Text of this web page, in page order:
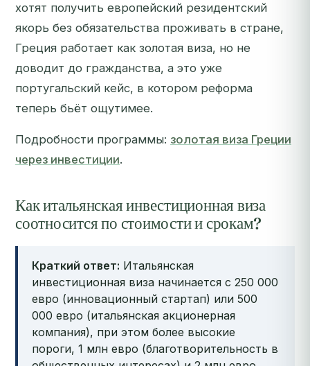
хотят получить европейский резидентский
якорь без обязательства проживать в стране,
Греция работает как золотая виза, но не
доводит до гражданства, а это уже
португальский кейс, в котором реформа
теперь бьёт ощутимее.
Подробности программы: золотая виза Греции
через инвестиции.
Как итальянская инвестиционная виза
соотносится по стоимости и срокам?
Краткий ответ: Итальянская
инвестиционная виза начинается с 250 000
евро (инновационный стартап) или 500
000 евро (итальянская акционерная
компания), при этом более высокие
пороги, 1 млн евро (благотворительность в